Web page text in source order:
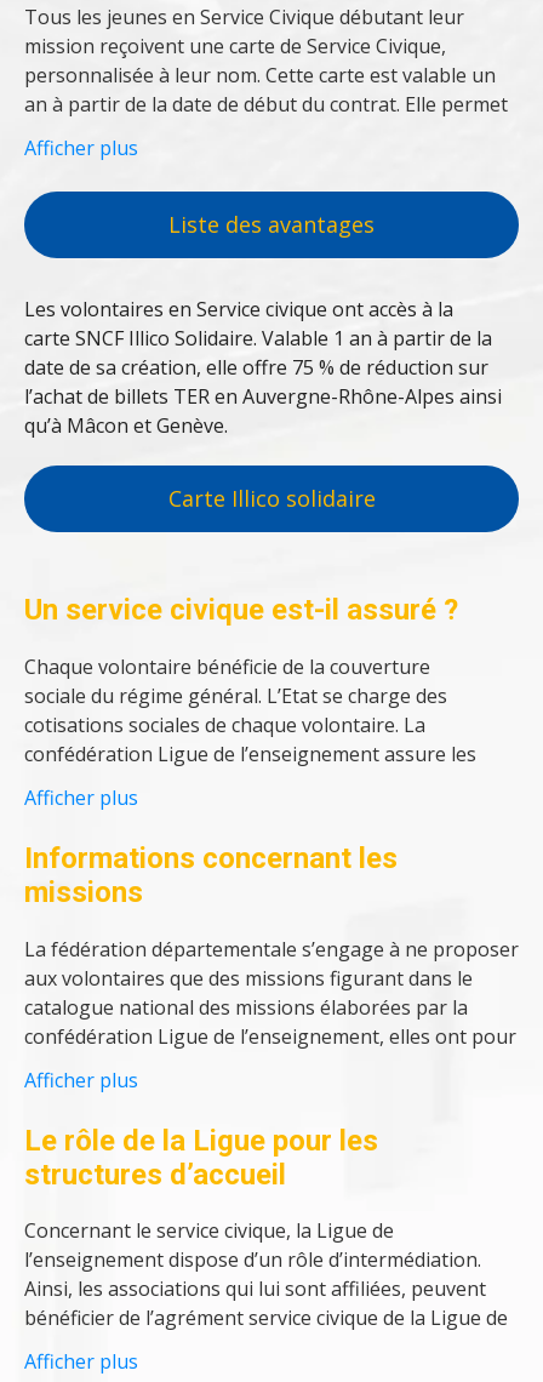
Dans un premier temps , 473.04 € sont versés par
l’État.
L’Etat offre une indemnisation mensuelle
supplémentaire de 107,58 € si et seulement si le
Ministre de la Jeunesse :
être étudiant boursier du 5e échelon ou au-
être membre d’un foyer bénéficiaire du RSA,
pour la métropole ;
être bénéficiaire du RSA ou de l’allocation
parents isolés, pour les DOM-TOM.
La structure d’accueil participe également à
l’indemnisation avec une prestation mensuelle
de 107.58 €. A noter que cette prestation n’est pas
dans les calculs de prestations sociales.
Tous les jeunes en Service Civique débutant leur
mission reçoivent une carte de Service Civique,
personnalisée à leur nom. Cette carte est valable un
an à partir de la date de début du contrat. Elle permet
au jeune de justifier de son statut de volontaire et lui
permet d’avoir accès à certains avantages, développés
dans le cadre de partenariats mis en place par
l’Agence.
Afficher plus
Liste des avantages
Les volontaires en Service civique ont accès à la
carte SNCF Illico Solidaire. Valable 1 an à partir de la
date de sa création, elle offre 75 % de réduction sur
l’achat de billets TER en Auvergne-Rhône-Alpes ainsi
qu’à Mâcon et Genève.
Carte Illico solidaire
Un service civique est-il assuré ?
Chaque volontaire bénéficie de la couverture
sociale du régime général. L’Etat se charge des
cotisations sociales de chaque volontaire. La
confédération Ligue de l’enseignement assure les
volontaires en service civique pour la réalisation de
leur mission auprès de l’assurance
souscrivant pour chaque volontaire l’assurance
Multirisque adhérents association-activités socio-
éducatives et culturelles.
Afficher plus
Informations concernant les
missions
La fédération départementale s’engage à ne proposer
aux volontaires que des missions figurant dans le
catalogue national des missions élaborées par la
confédération Ligue de l’enseignement, elles ont pour
but d’établir ou de contribuer à un projet associatif.
simultanément à plusieurs volontaires.
accomplie préalablement par un salarié au sein de
l’association ou collectivité publique ou il sera placé.
La fédération départementale désigne officiellement,
si possible pour l’intégralité du contrat. Ils assurent
Afficher plus
Le rôle de la Ligue pour les
structures d’accueil
Concernant le service civique, la Ligue de
l’enseignement dispose d’un rôle d’intermédiation.
Ainsi, les associations qui lui sont affiliées, peuvent
bénéficier de l’agrément service civique de la Ligue de
l’Enseignement. Cela vous donne la possibilité de
confier une ou plusieurs missions d’intérêt général à
Afficher plus